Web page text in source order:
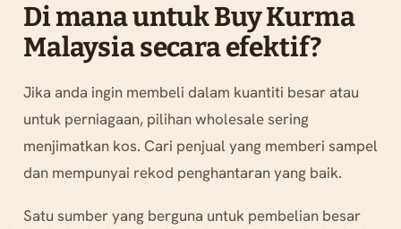
Di mana untuk Buy Kurma
Malaysia secara efektif?
Jika anda ingin membeli dalam kuantiti besar atau
untuk perniagaan, pilihan wholesale sering
menjimatkan kos. Cari penjual yang memberi sampel
dan mempunyai rekod penghantaran yang baik.
Satu sumber yang berguna untuk pembelian besar